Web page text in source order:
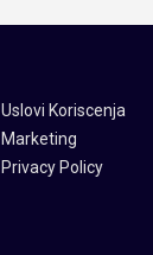
Uslovi Koriscenja
Marketing
Privacy Policy